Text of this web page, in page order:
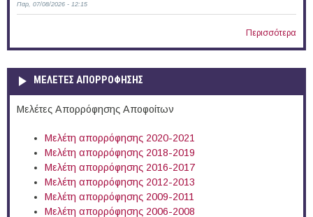
Παρ, 07/08/2026 - 12:15
Περισσότερα
ΜΕΛΕΤΕΣ ΑΠΟΡΡΟΦΗΣΗΣ
Μελέτες Απορρόφησης Αποφοίτων
Μελέτη απορρόφησης 2020-2021
Μελέτη απορρόφησης 2018-2019
Μελέτη απορρόφησης 2016-2017
Μελέτη απορρόφησης 2012-2013
Μελέτη απορρόφησης 2009-2011
Μελέτη απορρόφησης 2006-2008